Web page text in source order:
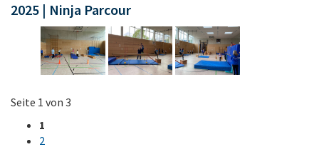
2025 | Ninja Parcour
Seite 1 von 3
1
2